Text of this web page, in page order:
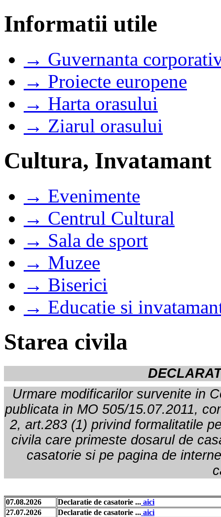
Informatii utile
→ Guvernanta
→ Proiecte europene
→ Harta orasului
→ Ziarul orasului
Cultura, Invatamant
→ Evenimente
→ Centrul Cultural
→ Sala de sport
→ Muzee
→ Biserici
→ Educatie si
Starea civila
Urmare modificarilor survenite in
publicata in MO 505/15.07.2011,
2, art.283 (1) privind formalitatile
civila care primeste dosarul de
casatorie si pe pagina de
07.08.2026 Declaratie de casatorie ... aici
27.07.2026
Declaratie de casatorie ... aici